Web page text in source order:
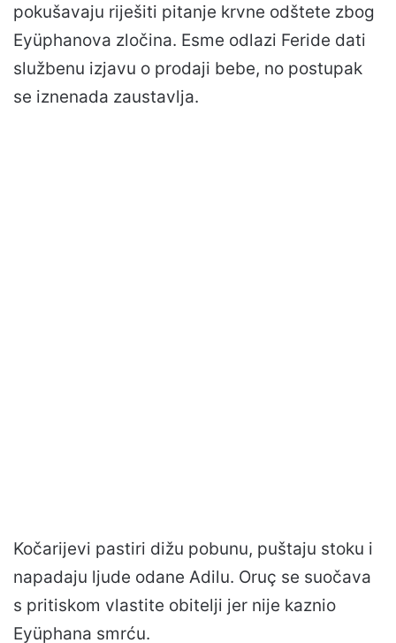
pokušavaju riješiti pitanje krvne odštete zbog
Eyüphanova zločina. Esme odlazi Feride dati
službenu izjavu o prodaji bebe, no postupak
se iznenada zaustavlja.
Kočarijevi pastiri dižu pobunu, puštaju stoku i
napadaju ljude odane Adilu. Oruç se suočava
s pritiskom vlastite obitelji jer nije kaznio
Eyüphana smrću.